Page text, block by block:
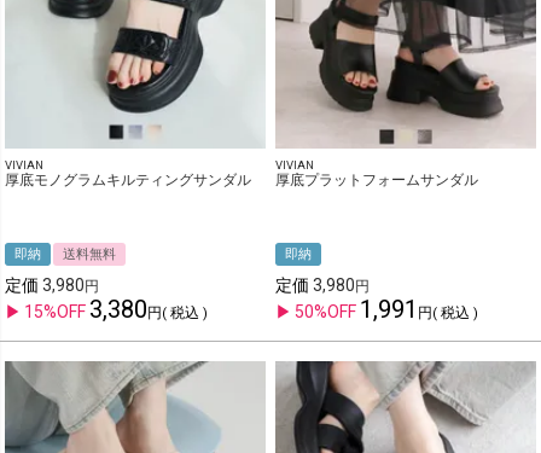
VIVIAN
厚底モノグラムキルティングサンダル
即納 送料無料
定価 3,980
15%OFF 3,380 税込
VIVIAN
厚底プラットフォームサンダル
即納
定価 3,980
50%OFF 1,991 税込